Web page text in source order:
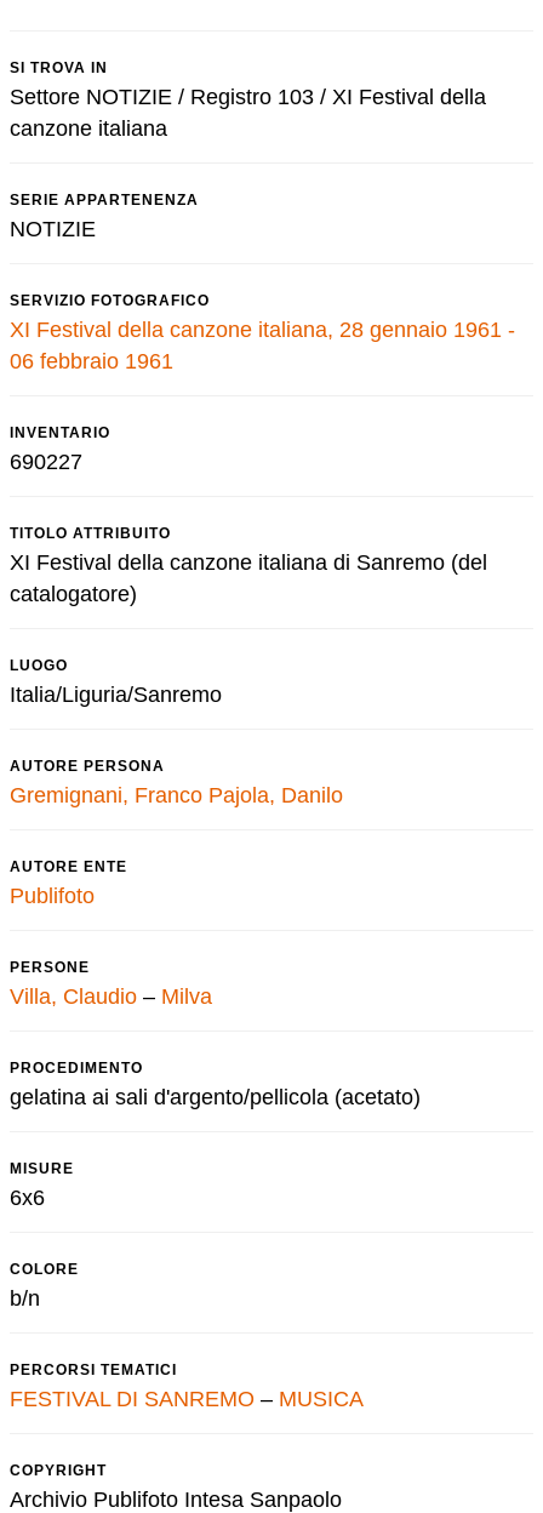
SI TROVA IN
Settore NOTIZIE / Registro 103 / XI Festival della
canzone italiana
SERIE APPARTENENZA
NOTIZIE
SERVIZIO FOTOGRAFICO
XI Festival della canzone italiana, 28 gennaio 1961 -
06 febbraio 1961
INVENTARIO
690227
TITOLO ATTRIBUITO
XI Festival della canzone italiana di Sanremo (del
catalogatore)
LUOGO
Italia/Liguria/Sanremo
AUTORE PERSONA
Gremignani, Franco Pajola, Danilo
AUTORE ENTE
Publifoto
PERSONE
Villa, Claudio – Milva
PROCEDIMENTO
gelatina ai sali d'argento/pellicola (acetato)
MISURE
6x6
COLORE
b/n
PERCORSI TEMATICI
FESTIVAL DI SANREMO – MUSICA
COPYRIGHT
Archivio Publifoto Intesa Sanpaolo